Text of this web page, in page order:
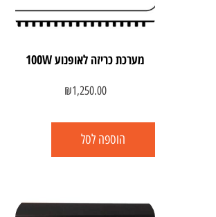
מערכת כריזה לאופנוע 100W
₪1,250.00
הוספה לסל